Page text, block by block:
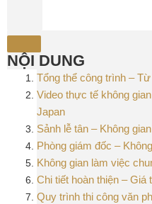
NỘI DUNG
Tổng thể công trình –
Video thực tế không
Japan
Sảnh lễ tân – Không
Phòng giám đốc –
Không gian làm việc
Chi tiết hoàn thiện –
Quy trình thi công văn